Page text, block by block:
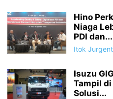
Hino
Niaga
PDI dan...
Itok Jurgent
Isuzu
Tampil di
Solusi...